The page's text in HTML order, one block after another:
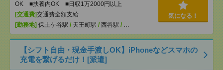
OK ■扶養内OK ■日収1万2000円以上
[交通費]交通費全額支給
[勤務地] 保土ケ谷駅 / 天王町駅 / 西谷駅 / …
気になる！
【シフト自由・現金手渡しOK】iPhoneなどスマホの
充電を繋げるだけ！[派遣]